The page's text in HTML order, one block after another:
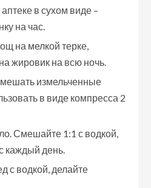
в сухом виде –
на час.
на мелкой терке,
жировик на всю ночь.
измельченные
в виде компресса 2
Смешайте 1:1 с водкой,
каждый день.
с водкой, делайте